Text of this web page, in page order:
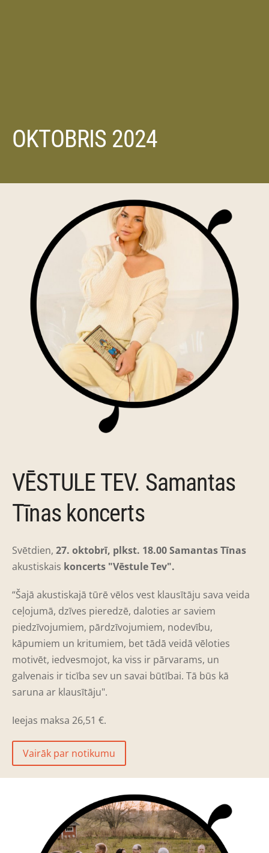
OKTOBRIS 2024
VĒSTULE TEV. Samantas
Tīnas koncerts
Svētdien, 27. oktobrī, plkst. 18.00 Samantas Tīnas
akustiskais koncerts "Vēstule Tev".
“Šajā akustiskajā tūrē vēlos vest klausītāju sava veida
ceļojumā, dzīves pieredzē, daloties ar saviem
piedzīvojumiem, pārdzīvojumiem, nodevību,
kāpumiem un kritumiem, bet tādā veidā vēloties
motivēt, iedvesmojot, ka viss ir pārvarams, un
galvenais ir ticība sev un savai būtībai. Tā būs kā
saruna ar klausītāju".
Ieejas maksa 26,51 €.
Vairāk par notikumu